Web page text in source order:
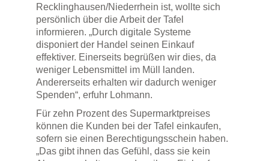
Recklinghausen/Niederrhein ist, wollte sich
persönlich über die Arbeit der Tafel
informieren. „Durch digitale Systeme
disponiert der Handel seinen Einkauf
effektiver. Einerseits begrüßen wir dies, da
weniger Lebensmittel im Müll landen.
Andererseits erhalten wir dadurch weniger
Spenden“, erfuhr Lohmann.
Für zehn Prozent des Supermarktpreises
können die Kunden bei der Tafel einkaufen,
sofern sie einen Berechtigungsschein haben.
„Das gibt ihnen das Gefühl, dass sie kein